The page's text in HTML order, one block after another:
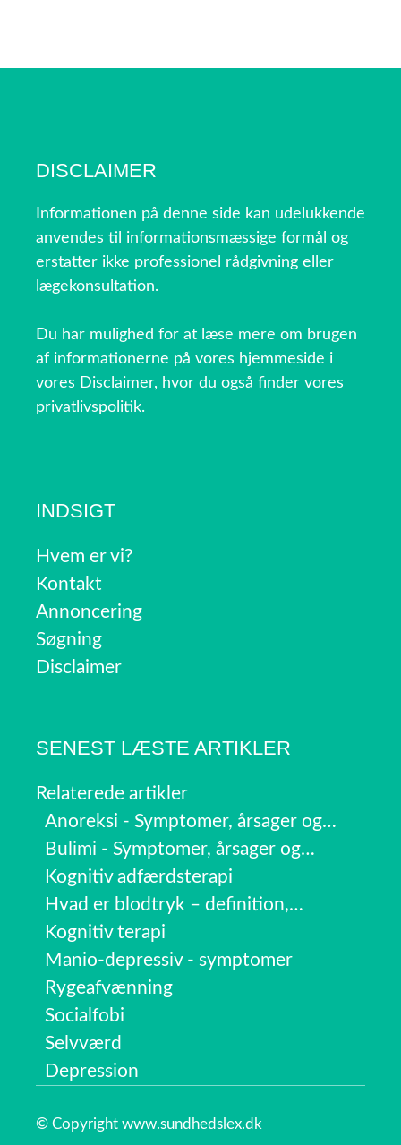
DISCLAIMER
Informationen på denne side kan udelukkende
anvendes til informationsmæssige formål og
erstatter ikke professionel rådgivning eller
lægekonsultation.
Du har mulighed for at læse mere om brugen
af informationerne på vores hjemmeside i
vores Disclaimer, hvor du også finder vores
privatlivspolitik.
INDSIGT
Hvem er vi?
Kontakt
Annoncering
Søgning
Disclaimer
SENEST LÆSTE ARTIKLER
Relaterede artikler
Anoreksi - Symptomer, årsager og…
Bulimi - Symptomer, årsager og…
Kognitiv adfærdsterapi
Hvad er blodtryk – definition,…
Kognitiv terapi
Manio-depressiv - symptomer
Rygeafvænning
Socialfobi
Selvværd
Depression
© Copyright www.sundhedslex.dk